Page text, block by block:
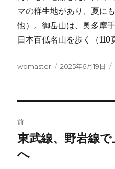
マの群生地があり、夏に
他）。御岳山は、奥多摩
日本百低名山を歩く（110
投
wpmaster
投
2025年6月19日
稿
ナ
前
前
の
東武線、野岩線
へ